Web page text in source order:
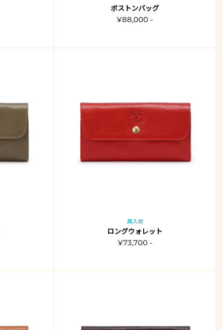
ボストンバッグ
¥88,000 -
再入荷
ロングウォレット
¥73,700 -